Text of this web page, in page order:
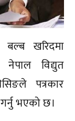
बल्ब खरिदमा
विद्युत
पत्रकार
भएको छ।